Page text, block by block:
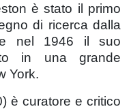
è stato il primo
di ricerca dalla
e nel 1946 il suo
in una grande
York.
è curatore e critico